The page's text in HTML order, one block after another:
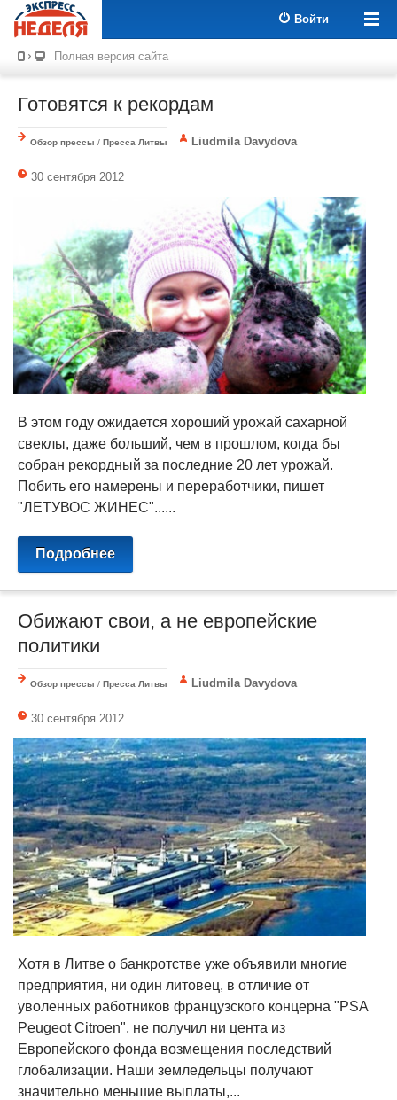
Войти
Полная версия сайта
Готовятся к рекордам
Обзор прессы / Пресса Литвы Liudmila Davydova
30 сентября 2012
В этом году ожидается хороший урожай сахарной
свеклы, даже больший, чем в прошлом, когда бы
собран рекордный за последние 20 лет урожай.
Побить его намерены и переработчики, пишет
"ЛЕТУВОС ЖИНЕС"......
Подробнее
Обижают свои, а не европейские
политики
Обзор прессы / Пресса Литвы Liudmila Davydova
30 сентября 2012
Хотя в Литве о банкротстве уже объявили многие
предприятия, ни один литовец, в отличие от
уволенных работников французского концерна "PSA
Peugeot Citroen", не получил ни цента из
Европейского фонда возмещения последствий
глобализации. Наши земледельцы получают
значительно меньшие выплаты,...